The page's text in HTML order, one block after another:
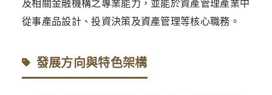
及相關金融機構之專業能力，並能於資產管理產業中
從事產品設計、投資決策及資產管理等核心職務。
發展方向與特色架構